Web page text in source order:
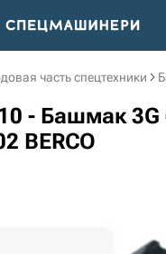
часть спецтехники
- Башмак 3G
BERCO